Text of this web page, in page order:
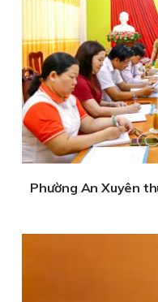
Phường An Xuyên